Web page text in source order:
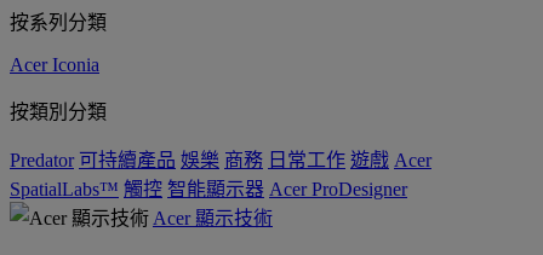
按系列分類
Acer Iconia
按類別分類
Predator 可持續產品 娛樂 商務 日常工作 遊戲 Acer
SpatialLabs™ 觸控 智能顯示器 Acer ProDesigner
Acer 顯示技術